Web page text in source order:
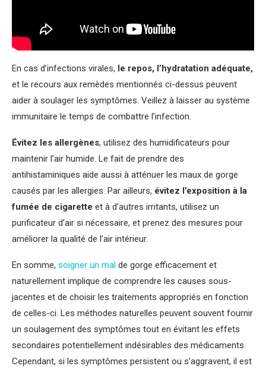
En cas d’infections virales, le repos, l’hydratation adéquate,
et le recours aux remèdes mentionnés ci-dessus peuvent
aider à soulager les symptômes. Veillez à laisser au système
immunitaire le temps de combattre l’infection.
Évitez les allergènes, utilisez des humidificateurs pour
maintenir l’air humide. Le fait de prendre des
antihistaminiques aide aussi à atténuer les maux de gorge
causés par les allergies. Par ailleurs, évitez l’exposition à la
fumée de cigarette et à d’autres irritants, utilisez un
purificateur d’air si nécessaire, et prenez des mesures pour
améliorer la qualité de l’air intérieur.
En somme, soigner un mal de gorge efficacement et
naturellement implique de comprendre les causes sous-
jacentes et de choisir les traitements appropriés en fonction
de celles-ci. Les méthodes naturelles peuvent souvent fournir
un soulagement des symptômes tout en évitant les effets
secondaires potentiellement indésirables des médicaments.
Cependant, si les symptômes persistent ou s’aggravent, il est